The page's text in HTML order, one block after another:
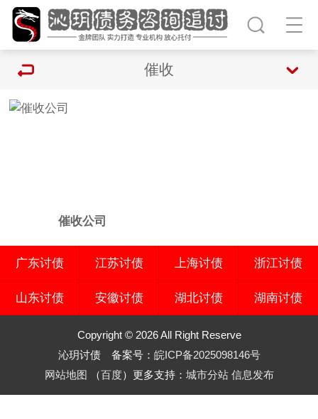
催收
催收公司
广东讨债 江苏讨债 上海讨债 浙江讨债
山东讨债 安徽讨债 湖北讨债 湖南讨债
Copyright © 2026 All Right Reserve
沁玥讨债 备案号： 皖ICP备2025098146号
网站地图 （百度）更多支持： 城市分站 信息发布